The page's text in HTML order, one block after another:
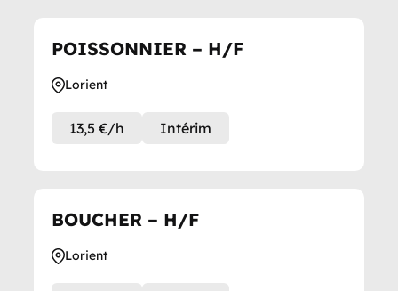
POISSONNIER – H/F
Lorient
13,5 €/h Intérim
BOUCHER – H/F
Lorient